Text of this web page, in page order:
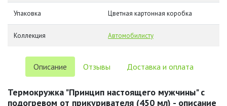
Упаковка Цветная картонная коробка
Коллекция Автомобилисту
Описание Отзывы Доставка и оплата
Термокружка "Принцип настоящего мужчины" с
подогревом от прикуривателя (450 мл) - описание